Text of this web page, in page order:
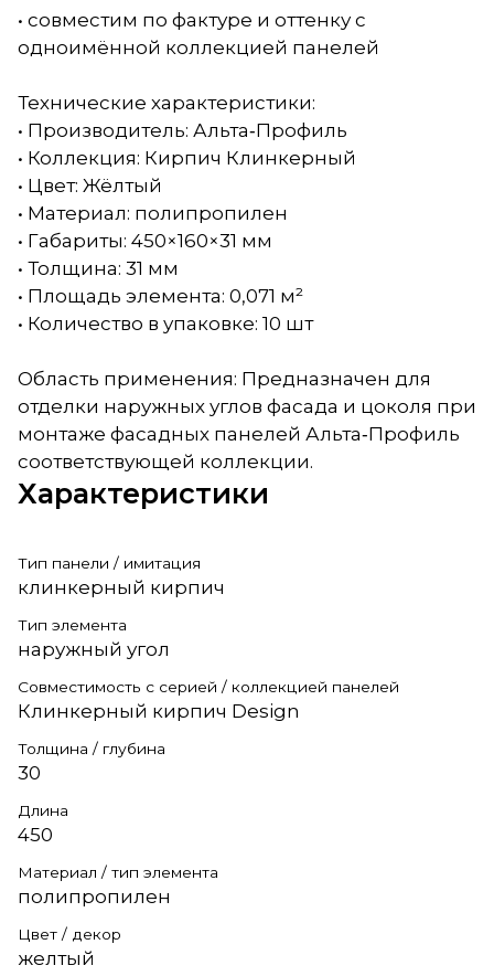
• совместим по фактуре и оттенку с
одноимённой коллекцией панелей
Технические характеристики:
• Производитель: Альта‑Профиль
• Коллекция: Кирпич Клинкерный
• Цвет: Жёлтый
• Материал: полипропилен
• Габариты: 450×160×31 мм
• Толщина: 31 мм
• Площадь элемента: 0,071 м²
• Количество в упаковке: 10 шт
Область применения: Предназначен для
отделки наружных углов фасада и цоколя при
монтаже фасадных панелей Альта‑Профиль
соответствующей коллекции.
Характеристики
Тип панели / имитация
клинкерный кирпич
Тип элемента
наружный угол
Совместимость с серией / коллекцией панелей
Клинкерный кирпич Design
Толщина / глубина
30
Длина
450
Материал / тип элемента
полипропилен
Цвет / декор
желтый